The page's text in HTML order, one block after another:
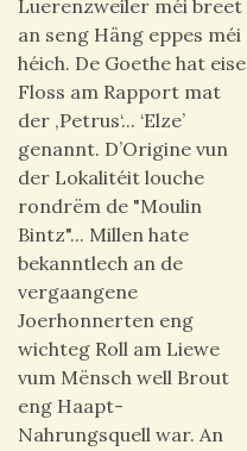
Luerenzweiler méi breet
an seng Häng eppes méi
héich. De Goethe hat eise
Floss am Rapport mat
der ‚Petrus‘... ‘Elze’
genannt. D’Origine vun
der Lokalitéit louche
rondrëm de "Moulin
Bintz"... Millen hate
bekanntlech an de
vergaangene
Joerhonnerten eng
wichteg Roll am Liewe
vum Mënsch well Brout
eng Haapt-
Nahrungsquell war. An